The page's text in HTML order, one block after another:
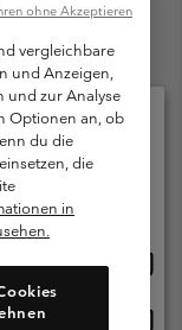
1, 5101
Garantie
Uhr
vergleichbare
und Anzeigen,
und zur Analyse
Optionen an, ob
du die
die
in
ohne Akzeptieren
Ihre Sprache